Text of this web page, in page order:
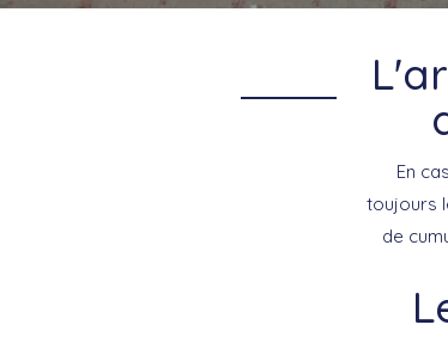
En
toujours
de